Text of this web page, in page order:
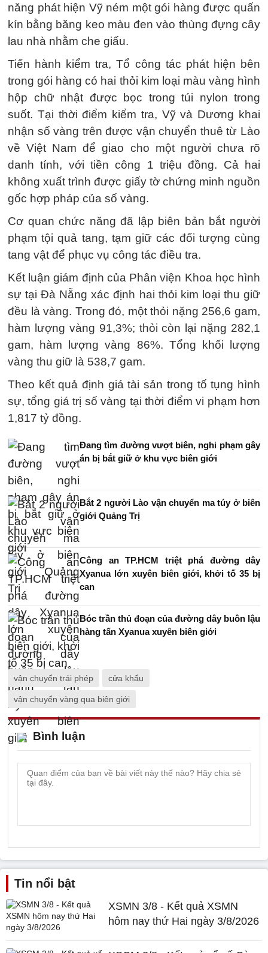
năng phát hiện Vỹ ném một gói hàng được quấn
kín bằng băng keo màu đen vào thùng đựng cây
lau nhà nhằm che giấu.
Tiến hành kiểm tra, Tổ công tác phát hiện bên
trong gói hàng có hai thỏi kim loại màu vàng hình
hộp chữ nhật được bọc trong túi nylon trong
suốt. Tại thời điểm kiểm tra, Vỹ và Dương khai
nhận số vàng trên được vận chuyển thuê từ Lào
về Việt Nam để giao cho một người chưa rõ
danh tính, với tiền công 1 triệu đồng. Cả hai
không xuất trình được giấy tờ chứng minh nguồn
gốc hợp pháp của số vàng.
Cơ quan chức năng đã lập biên bản bắt người
phạm tội quả tang, tạm giữ các đối tượng cùng
tang vật để phục vụ công tác điều tra.
Kết luận giám định của Phân viện Khoa học hình
sự tại Đà Nẵng xác định hai thỏi kim loại thu giữ
đều là vàng. Trong đó, một thỏi nặng 256,6 gam,
hàm lượng vàng 91,3%; thỏi còn lại nặng 282,1
gam, hàm lượng vàng 86%. Tổng khối lượng
vàng thu giữ là 538,7 gam.
Theo kết quả định giá tài sản trong tố tụng hình
sự, tổng giá trị số vàng tại thời điểm vi phạm hơn
1,817 tỷ đồng.
Đang tìm đường vượt biên, nghi phạm gây
án bị bắt giữ ở khu vực biên giới
Bắt 2 người Lào vận chuyển ma túy ở biên
giới Quảng Trị
Công an TP.HCM triệt phá đường dây
Xyanua lớn xuyên biên giới, khởi tố 35 bị
can
Bóc trần thủ đoạn của đường dây buôn lậu
hàng tấn Xyanua xuyên biên giới
vận chuyển trái phép cửa khẩu
vận chuyển vàng qua biên giới
Bình luận
Tin nổi bật
XSMN 3/8 - Kết quả XSMN
hôm nay thứ Hai ngày 3/8/2026